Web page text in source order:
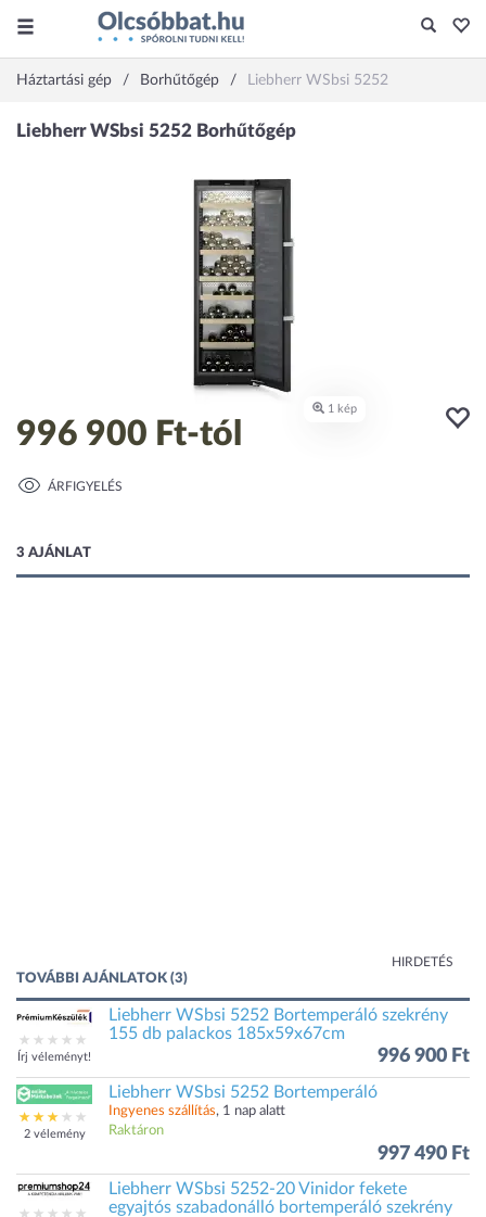
Háztartási gép Borhűtőgép Liebherr WSbsi 5252
996 900 Ft-tól
ÁRFIGYELÉS
3 AJÁNLAT
HIRDETÉS
TOVÁBBI AJÁNLATOK (3)
Írj véleményt!
Liebherr WSbsi 5252 Bortemperáló szekrény
155 db palackos 185x59x67cm
996 900 Ft
2 vélemény
Liebherr WSbsi 5252 Bortemperáló
Ingyenes szállítás, 1 nap alatt
Raktáron
997 490 Ft
Liebherr WSbsi 5252-20 Vinidor fekete
egyajtós szabadonálló bortemperáló szekrény